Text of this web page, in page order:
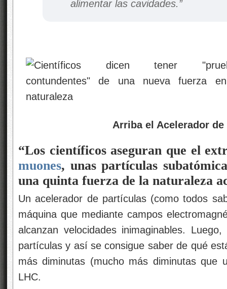
alimentar las cavidades.”
Arriba el Acelerador de
“Los científicos aseguran que el
muones, unas partículas
una quinta fuerza de la naturaleza
Un acelerador de partículas (como todos
máquina que mediante campos
alcanzan velocidades inimaginables.
partículas y así se consigue saber de qué
más diminutas (mucho más diminutas
LHC.